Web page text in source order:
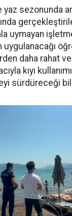
yaz sezonunda
uymayan
daha rahat
kıyı
sürdüreceği